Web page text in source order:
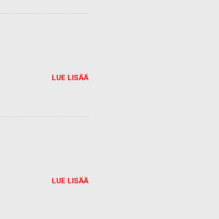
LUE LISÄÄ
LUE LISÄÄ